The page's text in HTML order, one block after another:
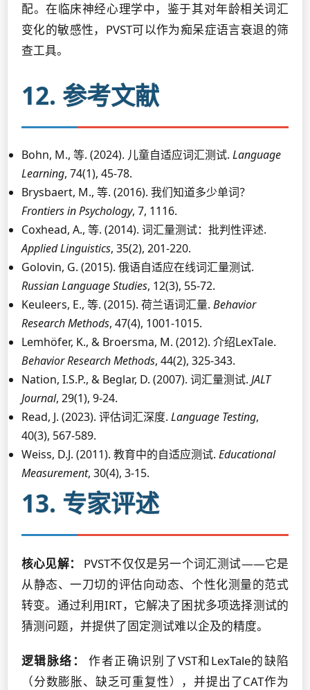
配。在临床神经心理学中，鉴于其对年龄相关词汇
变化的敏感性，PVST可以作为痴呆症语言衰退的筛
查工具。
12. 参考文献
Bohn, M., 等. (2024). 儿童自适应词汇测试. Language
Learning, 74(1), 45-78.
Brysbaert, M., 等. (2016). 我们知道多少单词？
Frontiers in Psychology, 7, 1116.
Coxhead, A., 等. (2014). 词汇量测试：批判性评述.
Applied Linguistics, 35(2), 201-220.
Golovin, G. (2015). 俄语自适应在线词汇量测试.
Russian Language Studies, 12(3), 55-72.
Keuleers, E., 等. (2015). 荷兰语词汇量. Behavior
Research Methods, 47(4), 1001-1015.
Lemhöfer, K., & Broersma, M. (2012). 介绍LexTale.
Behavior Research Methods, 44(2), 325-343.
Nation, I.S.P., & Beglar, D. (2007). 词汇量测试. JALT
Journal, 29(1), 9-24.
Read, J. (2023). 评估词汇深度. Language Testing,
40(3), 567-589.
Weiss, D.J. (2011). 教育中的自适应测试. Educational
Measurement, 30(4), 3-15.
13. 专家评述
核心见解：
PVST不仅仅是另一个词汇测试——它是
从静态、一刀切的评估向动态、个性化测量的范式
转变。通过利用IRT，它解决了困扰多项选择测试的
猜测问题，并提供了固定测试难以企及的精度。
逻辑脉络：
作者正确识别了VST和LexTale的缺陷
（分数膨胀、缺乏可重复性），并提出了CAT作为